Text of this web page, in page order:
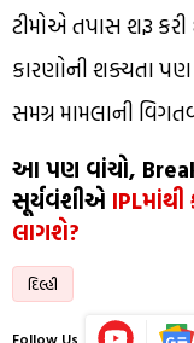
ટીમોએ તપાસ શરૂ
કારણોની શક્યતા પણ
સમગ્ર મામલાની
આ પણ વાંચો,
સૂર્યવંશીએ
લાગશે?
દિલ્હી
Follow Us